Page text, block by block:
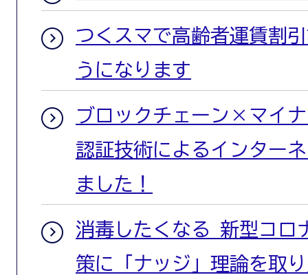
つくスマで高齢者運賃割
うになります
ブロックチェーン×マイ
認証技術によるインター
ました！
消毒したくなる 新型コロ
策に「ナッジ」理論を取